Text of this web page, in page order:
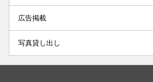
広告掲載
写真貸し出し